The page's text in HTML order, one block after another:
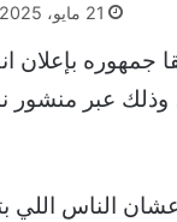
21 مايو، 2025
جمهوره بإعلان
بعد زواج دام 26
الناس اللي